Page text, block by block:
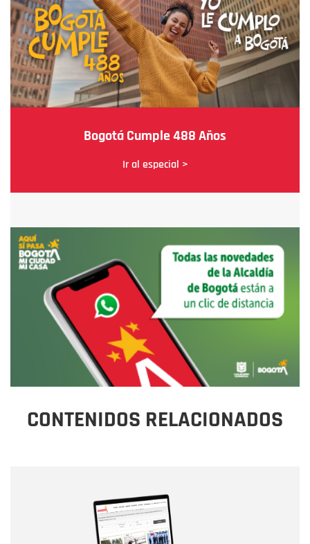
Bogotá Cumple 488 Años
Ir al especial >
CONTENIDOS RELACIONADOS
Correo electrónico